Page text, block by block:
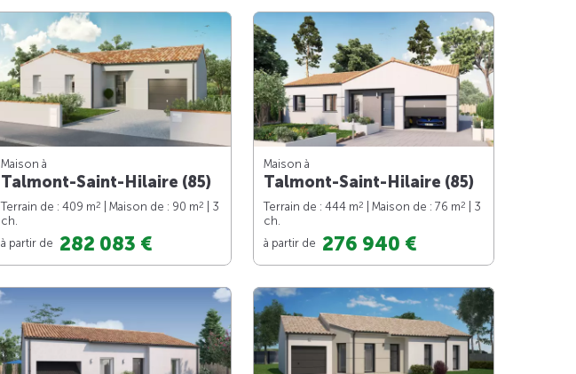
Maison à
Talmont-Saint-Hilaire (85)
Terrain de : 409 m2 | Maison de : 90 m2
| 3
ch.
à partir de 282 083 €
Maison à
Talmont-Saint-Hilaire (85)
Terrain de : 444 m2 | Maison de : 76 m2
| 3
ch.
à partir de 276 940 €